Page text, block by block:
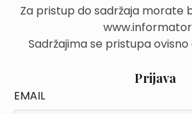
Za pristup do sadržaja morate
Sadržajima se pristupa
Prijava
EMAIL